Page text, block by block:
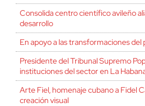
Consolida centro científico avileño
desarrollo
En apoyo a las transformaciones del
Presidente del Tribunal Supremo
instituciones del sector en La
Arte Fiel, homenaje cubano a Fidel
creación visual